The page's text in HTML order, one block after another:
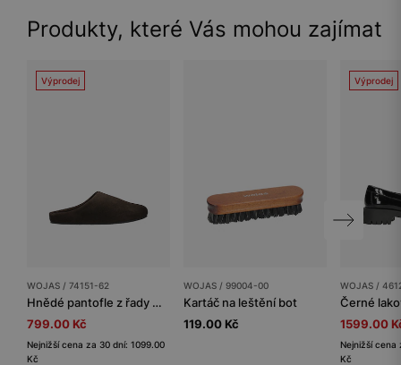
Produkty, které Vás mohou zajímat
Výprodej
WOJAS / 74151-62
Hnědé pantofle z řady Comfort
799.00 Kč
Nejnižší cena za 30 dní: 1099.00
Kč
WOJAS / 99004-00
Kartáč na leštění bot
119.00 Kč
Výprodej
WOJAS /
1599.00
Nejnižší cena
Kč